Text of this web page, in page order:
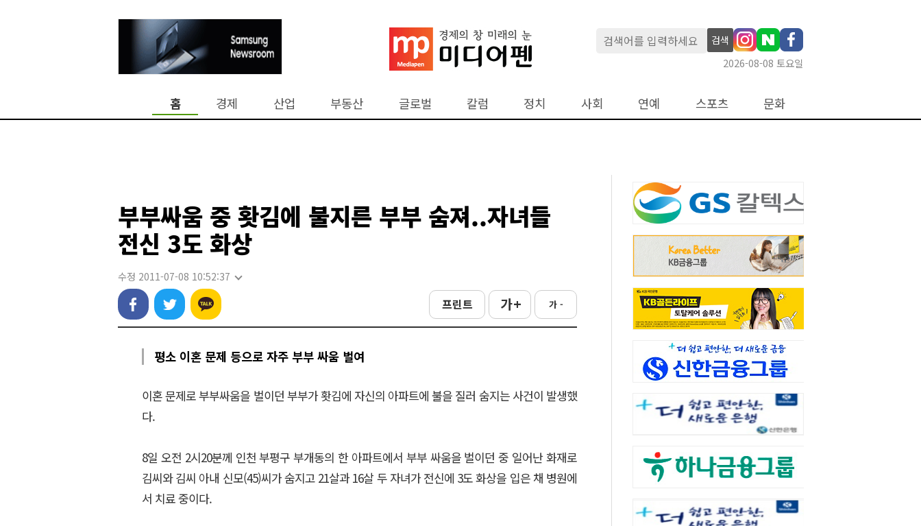
검색
2026-08-08 토요일
홈 경제 산업 부동산 글로벌 칼럼 정치 사회 연예 스포츠 문화
부부싸움 중 홧김에 불지른 부부 숨져..자녀들
전신 3도 화상
수정 2011-07-08 10:52:37
프린트 가 + 가 -
평소 이혼 문제 등으로 자주 부부 싸움 벌여
이혼 문제로 부부싸움을 벌이던 부부가 홧김에 자신의 아파트에 불을 질러 숨지는 사건이 발생했
다.
8일 오전 2시20분께 인천 부평구 부개동의 한 아파트에서 부부 싸움을 벌이던 중 일어난 화재로
김씨와 김씨 아내 신모(45)씨가 숨지고 21살과 16살 두 자녀가 전신에 3도 화상을 입은 채 병원에
서 치료 중이다.